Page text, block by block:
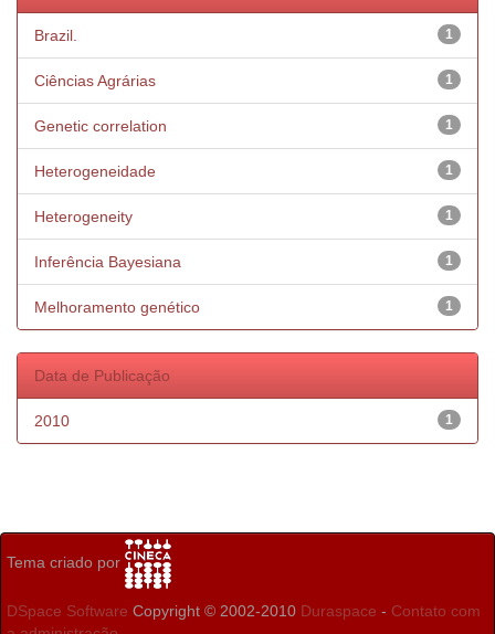
1
Brazil.
1
Ciências Agrárias
1
Genetic correlation
1
Heterogeneidade
1
Heterogeneity
1
Inferência Bayesiana
1
Melhoramento genético
Data de Publicação
1
2010
Tema criado por
DSpace Software Copyright © 2002-2010 Duraspace - Contato com